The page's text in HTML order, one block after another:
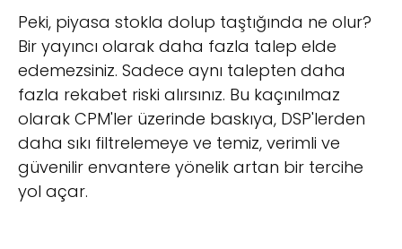
Peki, piyasa stokla dolup taştığında ne olur?
Bir yayıncı olarak daha fazla talep elde
edemezsiniz. Sadece aynı talepten daha
fazla rekabet riski alırsınız. Bu kaçınılmaz
olarak CPM'ler üzerinde baskıya, DSP'lerden
daha sıkı filtrelemeye ve temiz, verimli ve
güvenilir envantere yönelik artan bir tercihe
yol açar.